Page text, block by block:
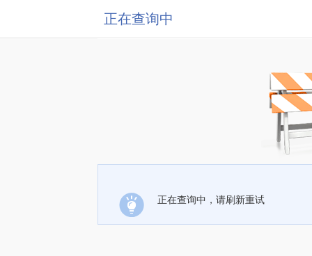
正在查询中
正在查询中，请刷新重试